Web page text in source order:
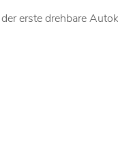
erste drehbare